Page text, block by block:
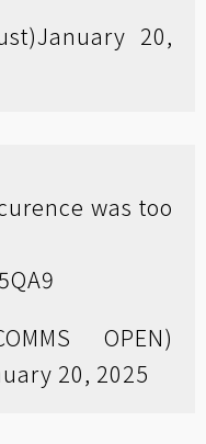
January 20,
was too
OPEN)
20, 2025